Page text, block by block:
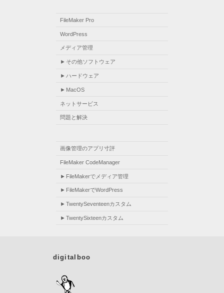
FileMaker Pro
WordPress
メディア管理
その他ソフトウェア
ハードウェア
MacOS
ネットサービス
問題と解決
画像管理のアプリ寸評
FileMaker CodeManager
FileMakerでメディア管理
FileMakerでWordPress
TwentySeventeenカスタム
TwentySixteenカスタム
digitalboo